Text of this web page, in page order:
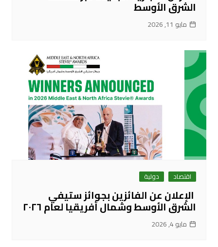
الشرق الأوسط
مايو 11, 2026
اقتصاد دولية
الإعلان عن الفائزين بجوائز ستيفي
الشرق الأوسط وشمال أفريقيا لعام ٢٠٢٦
مايو 4, 2026